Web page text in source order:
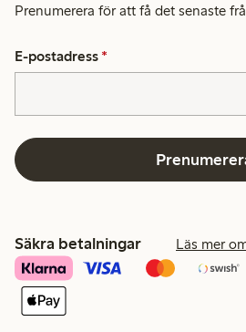
Prenumerera för att få det senaste
E-postadress *
Säkra betalningar Läs mer